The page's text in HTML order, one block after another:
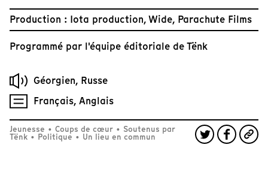
Production : Iota production, Wide, Parachute Films
Programmé par l'équipe éditoriale de Tënk
Géorgien, Russe
Français, Anglais
Jeunesse • Coups de cœur • Soutenus par
Tënk • Politique • Un lieu en commun